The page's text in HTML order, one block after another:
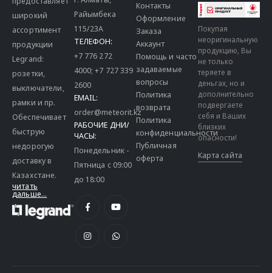
предоставляет
продукции
рамки и пр.
Обеспечивает
доставку в
Казахстане.
читать
дальше...
г. Алматы,
Райымбека
115/23A
ТЕЛЕФОН:
+7 776 272
4000
2600
EMAIL:
order@meteorit.kz
РАБОЧИЕ ДНИ/
ЧАСЫ:
Понедельник -
Пятница с 09:00
О магазине
Контакты
Оформление
Заказа
Аккаунт
Помощь и часто
задаваемые
вопросы
Политика
возврата
Политика
конфиденциальности
Публичная
LEGRAND
Покупая
неоригинальную
продукцию, Вы
не только
теряете в
деньгах, но и
дополнительно
подвергаете
себя и Ваших
близких
Карта сайта